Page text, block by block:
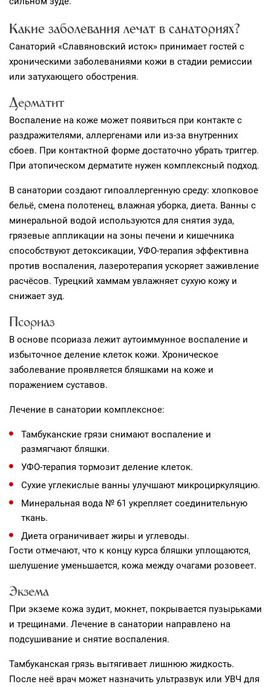
Какие заболевания лечат в санаториях?
Санаторий «Славяновский исток» принимает гостей с
хроническими заболеваниями кожи в стадии ремиссии
или затухающего обострения.
Дерматит
Воспаление на коже может появиться при контакте с
раздражителями, аллергенами или из-за внутренних
сбоев. При контактной форме достаточно убрать триггер.
При атопическом дерматите нужен комплексный подход.
В санатории создают гипоаллергенную среду: хлопковое
бельё, смена полотенец, влажная уборка, диета. Ванны с
минеральной водой используются для снятия зуда,
грязевые аппликации на зоны печени и кишечника
способствуют детоксикации, УФО-терапия эффективна
против воспаления, лазеротерапия ускоряет заживление
расчёсов. Турецкий хаммам увлажняет сухую кожу и
снижает зуд.
Псориаз
В основе псориаза лежит аутоиммунное воспаление и
избыточное деление клеток кожи. Хроническое
заболевание проявляется бляшками на коже и
поражением суставов.
Лечение в санатории комплексное:
Тамбуканские грязи снимают воспаление и
размягчают бляшки.
УФО-терапия тормозит деление клеток.
Сухие углекислые ванны улучшают микроциркуляцию.
Минеральная вода № 61 укрепляет соединительную
ткань.
Диета ограничивает жиры и углеводы.
Гости отмечают, что к концу курса бляшки уплощаются,
шелушение уменьшается, кожа между очагами розовеет.
Экзема
При экземе кожа зудит, мокнет, покрывается пузырьками
и трещинами. Лечение в санатории направлено на
подсушивание и снятие воспаления.
Тамбуканская грязь вытягивает лишнюю жидкость.
После неё врач может назначить ультразвук или УВЧ для